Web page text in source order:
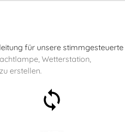
für unsere stimmgesteuerte
Wetterstation,
erstellen.